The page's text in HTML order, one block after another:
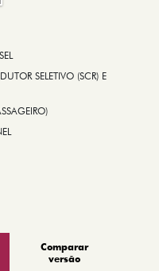
SELETIVO (SCR) E
Comparar
versão